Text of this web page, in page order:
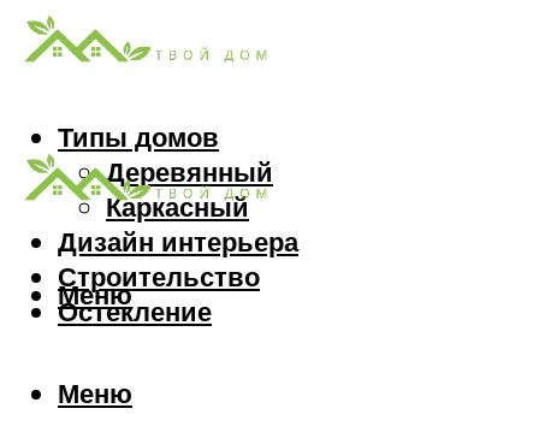
Типы домов
Деревянный
Каркасный
Дизайн интерьера
Строительство
Остекление
Меню
Меню